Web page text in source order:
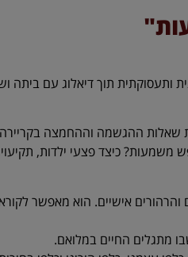
ותעסוקתית תוך דיאלוג עם ביתה
ההגשמה וההחמצה בקריירה
כיצד פצעי ילדות,
אישיים. הוא מאפשר
מתגלים החיים במלואם.